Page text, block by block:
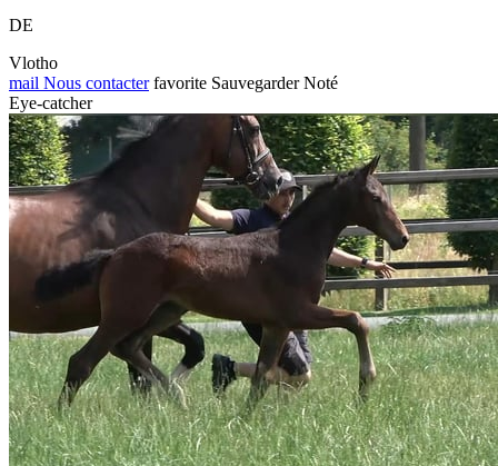
DE
Vlotho
mail Nous contacter favorite Sauvegarder Noté
Eye-catcher